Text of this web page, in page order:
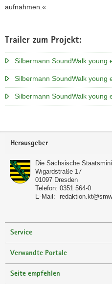
aufnahmen.«
Trailer zum Projekt:
Silbermann SoundWalk young
Silbermann SoundWalk young
Silbermann SoundWalk young
Footer-
Herausgeber
Die Sächsische
Wigardstraße 17
01097 Dresden
Telefon: 0351 564-0
E-Mail:
Service
Verwandte Portale
Seite empfehlen